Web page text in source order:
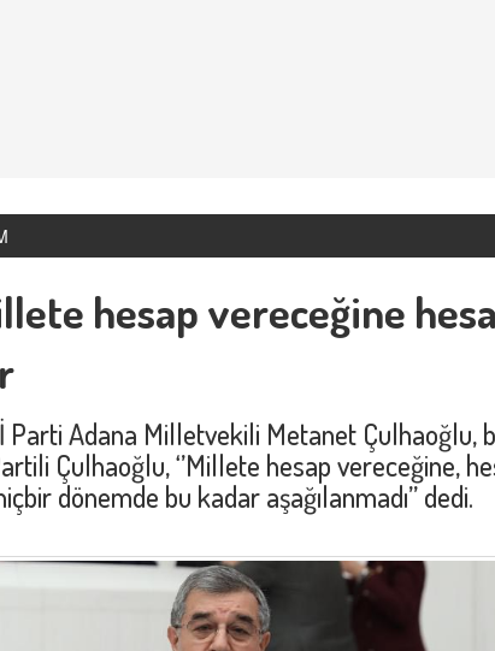
hesap vereceğine
Parti Adana Milletvekili Metanet Çulhaoğlu,
Çulhaoğlu, ‘’Millete hesap vereceğine,
dönemde bu kadar aşağılanmadı’’ dedi.